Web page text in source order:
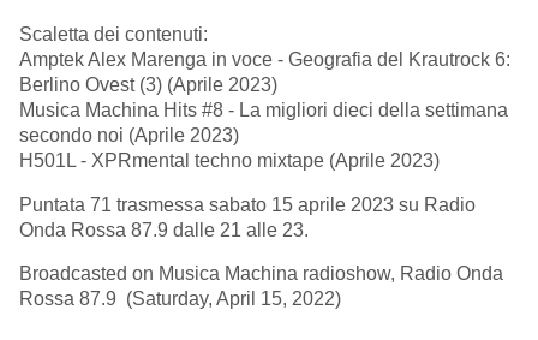
Scaletta dei contenuti:
Amptek Alex Marenga in voce - Geografia del Krautrock 6:
Berlino Ovest (3) (Aprile 2023)
Musica Machina Hits #8 - La migliori dieci della settimana
secondo noi (Aprile 2023)
H501L - XPRmental techno mixtape (Aprile 2023)
Puntata 71 trasmessa sabato 15 aprile 2023 su Radio
Onda Rossa 87.9 dalle 21 alle 23.
Broadcasted on Musica Machina radioshow, Radio Onda
Rossa 87.9 (Saturday, April 15, 2022)